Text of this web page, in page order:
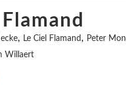
, Le Ciel Flamand , Peter
Willaert